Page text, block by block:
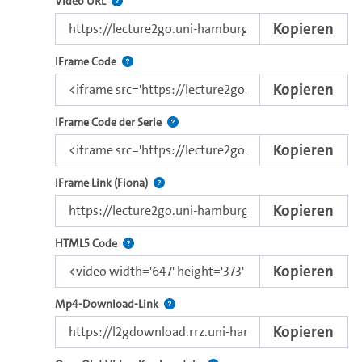
Kopieren
IFrame Code Nutzen Sie diesen Code, um das Video mit dem
Kopieren
IFrame Code der Serie Nutzen Sie diesen Code, um das
Kopieren
IFrame Link (Fiona) Direkter iFrame-Link zur Weitergabe an
Kopieren
HTML5 Code Nutzen Sie diesen Code, um das Video mit dem
Kopieren
Mp4-Download-Link Kopieren Sie den Download-Link dieses
Kopieren